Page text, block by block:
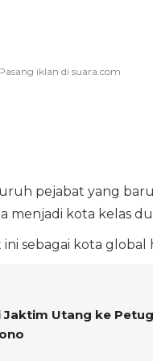
pejabat yang
menjadi kota kelas
ini sebagai kota
Utang ke